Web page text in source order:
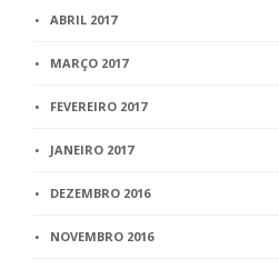
ABRIL 2017
MARÇO 2017
FEVEREIRO 2017
JANEIRO 2017
DEZEMBRO 2016
NOVEMBRO 2016